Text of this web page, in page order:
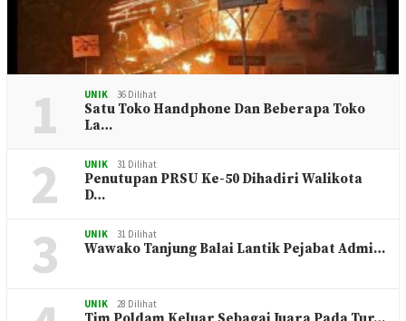
1 UNIK 36 Dilihat
Satu Toko Handphone Dan Beberapa Toko
La…
2 UNIK 31 Dilihat
Penutupan PRSU Ke-50 Dihadiri Walikota
D…
3 UNIK 31 Dilihat
Wawako Tanjung Balai Lantik Pejabat Admi…
UNIK 28 Dilihat